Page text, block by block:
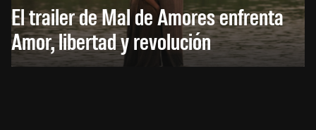
El trailer de Mal de Amores enfrenta
Amor, libertad y revolución